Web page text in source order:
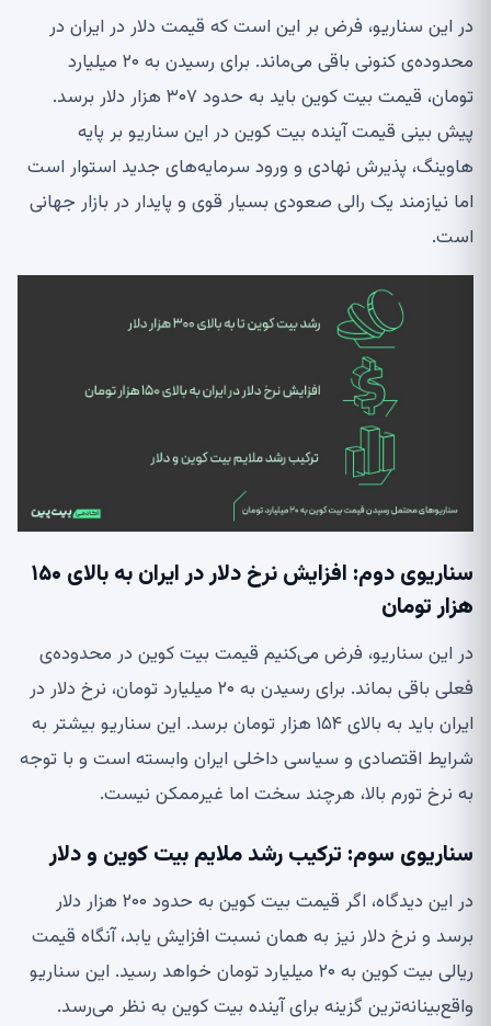
در این سناریو، فرض بر این است که قیمت دلار در ایران در
محدوده‌ی کنونی باقی می‌ماند. برای رسیدن به ۲۰ میلیارد
تومان، قیمت بیت کوین باید به حدود ۳۰۷ هزار دلار برسد.
پیش بینی قیمت آینده بیت کوین در این سناریو بر پایه
هاوینگ، پذیرش نهادی و ورود سرمایه‌های جدید استوار است
اما نیازمند یک رالی صعودی بسیار قوی و پایدار در بازار جهانی
است.
سناریوی دوم: افزایش نرخ دلار در ایران به بالای ۱۵۰
هزار تومان
در این سناریو، فرض می‌کنیم قیمت بیت کوین در محدوده‌ی
فعلی باقی بماند. برای رسیدن به ۲۰ میلیارد تومان، نرخ دلار در
ایران باید به بالای ۱۵۴ هزار تومان برسد. این سناریو بیشتر به
شرایط اقتصادی و سیاسی داخلی ایران وابسته است و با توجه
به نرخ تورم بالا، هرچند سخت اما غیرممکن نیست.
سناریوی سوم: ترکیب رشد ملایم بیت کوین و دلار
در این دیدگاه، اگر قیمت بیت کوین به حدود ۲۰۰ هزار دلار
برسد و نرخ دلار نیز به همان نسبت افزایش یابد، آنگاه قیمت
ریالی بیت کوین به ۲۰ میلیارد تومان خواهد رسید. این سناریو
واقع‌بینانه‌ترین گزینه برای آینده بیت کوین به نظر می‌رسد.